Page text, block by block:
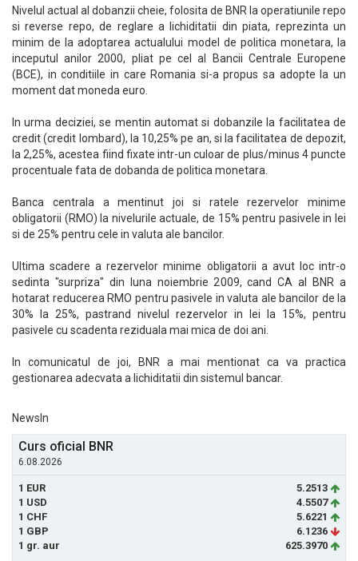
Nivelul actual al dobanzii cheie, folosita de BNR la operatiunile repo
si reverse repo, de reglare a lichiditatii din piata, reprezinta un
minim de la adoptarea actualului model de politica monetara, la
inceputul anilor 2000, pliat pe cel al Bancii Centrale Europene
(BCE), in conditiile in care Romania si-a propus sa adopte la un
moment dat moneda euro.
In urma deciziei, se mentin automat si dobanzile la facilitatea de
credit (credit lombard), la 10,25% pe an, si la facilitatea de depozit,
la 2,25%, acestea fiind fixate intr-un culoar de plus/minus 4 puncte
procentuale fata de dobanda de politica monetara.
Banca centrala a mentinut joi si ratele rezervelor minime
obligatorii (RMO) la nivelurile actuale, de 15% pentru pasivele in lei
si de 25% pentru cele in valuta ale bancilor.
Ultima scadere a rezervelor minime obligatorii a avut loc intr-o
sedinta "surpriza" din luna noiembrie 2009, cand CA al BNR a
hotarat reducerea RMO pentru pasivele in valuta ale bancilor de la
30% la 25%, pastrand nivelul rezervelor in lei la 15%, pentru
pasivele cu scadenta reziduala mai mica de doi ani.
In comunicatul de joi, BNR a mai mentionat ca va practica
gestionarea adecvata a lichiditatii din sistemul bancar.
NewsIn
Curs oficial BNR
6.08.2026
1 EUR
5.2513
1 USD
4.5507
1 CHF
5.6221
1 GBP
6.1236
1 gr. aur
625.3970